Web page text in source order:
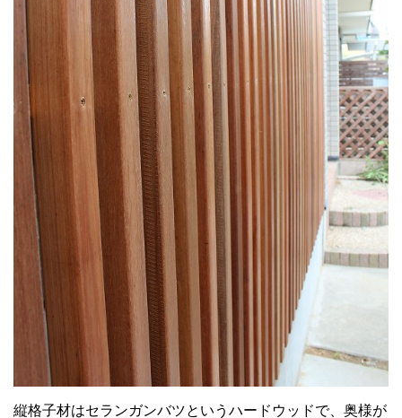
縦格子材はセランガンバツというハードウッドで、奥様が